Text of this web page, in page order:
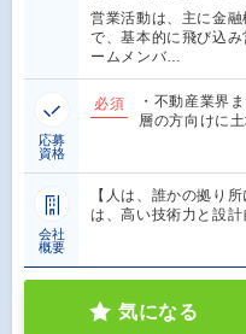
営業活動は、主に金
で、基本的に飛び込
ームメンバ…
応募
資格
必須
・不動産業界
層の方向けに
会社
概要
【人は、誰かの拠り
は、高い技術力と設
気になる